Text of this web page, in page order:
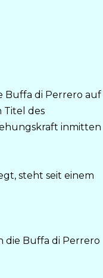
Buffa di Perrero auf
Titel des
inmitten
steht seit einem
die Buffa di Perrero